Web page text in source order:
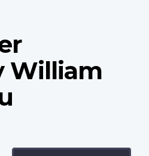
William